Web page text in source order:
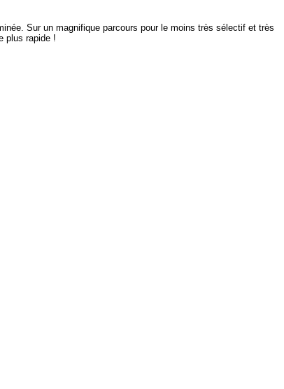
Sur un magnifique parcours pour le moins très sélectif et très
plus rapide !